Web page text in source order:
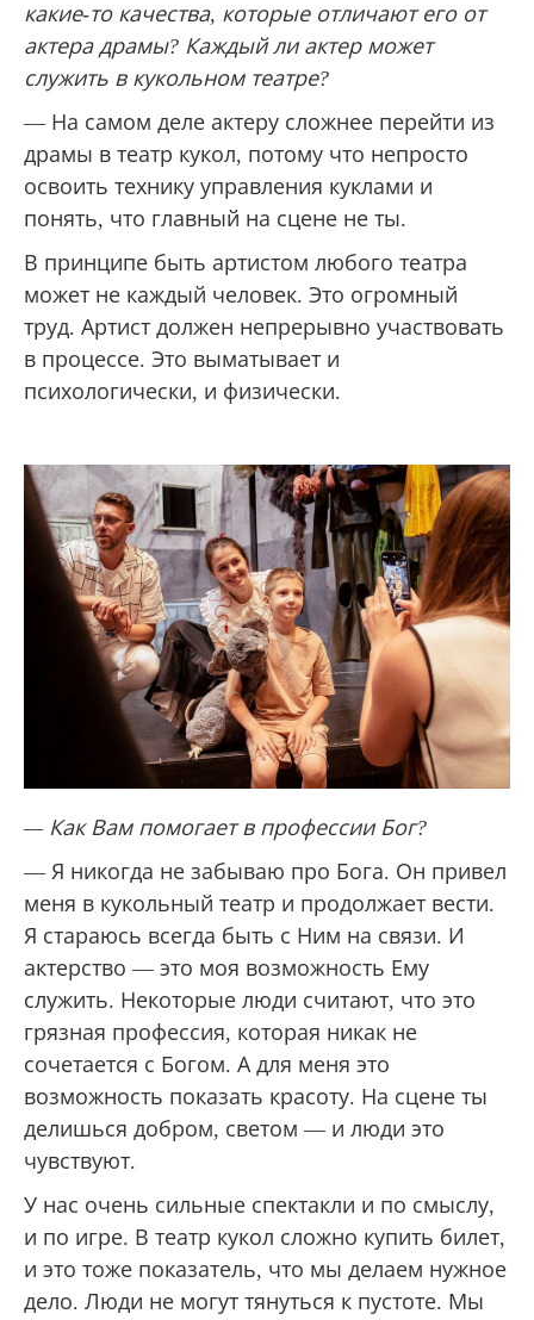
какие-то качества, которые отличают его от
актера драмы? Каждый ли актер может
служить в кукольном театре?
— На самом деле актеру сложнее перейти из
драмы в театр кукол, потому что непросто
освоить технику управления куклами и
понять, что главный на сцене не ты.
В принципе быть артистом любого театра
может не каждый человек. Это огромный
труд. Артист должен непрерывно участвовать
в процессе. Это выматывает и
психологически, и физически.
— Как Вам помогает в профессии Бог?
— Я никогда не забываю про Бога. Он привел
меня в кукольный театр и продолжает вести.
Я стараюсь всегда быть с Ним на связи. И
актерство — это моя возможность Ему
служить. Некоторые люди считают, что это
грязная профессия, которая никак не
сочетается с Богом. А для меня это
возможность показать красоту. На сцене ты
делишься добром, светом — и люди это
чувствуют.
У нас очень сильные спектакли и по смыслу,
и по игре. В театр кукол сложно купить билет,
и это тоже показатель, что мы делаем нужное
дело. Люди не могут тянуться к пустоте. Мы